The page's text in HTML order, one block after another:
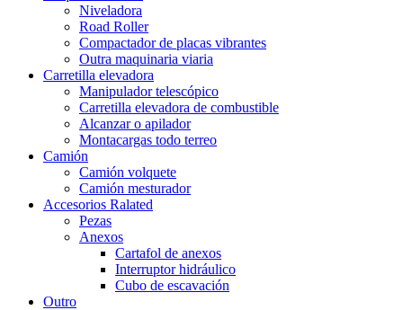
Niveladora
Road Roller
Compactador de placas vibrantes
Outra maquinaria viaria
Carretilla elevadora
Manipulador telescópico
Carretilla elevadora de combustible
Alcanzar o apilador
Montacargas todo terreo
Camión
Camión volquete
Camión mesturador
Accesorios Ralated
Pezas
Anexos
Cartafol de anexos
Interruptor hidráulico
Cubo de escavación
Outro